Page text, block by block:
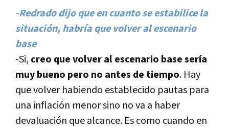
-Redrado dijo que en cuanto se estabilice la
situación, habrí­a que volver al escenario
base
-Si, creo que volver al escenario base serí­a
muy bueno pero no antes de tiempo. Hay
que volver habiendo establecido pautas para
una inflación menor sino no va a haber
devaluación que alcance. Es como cuando en